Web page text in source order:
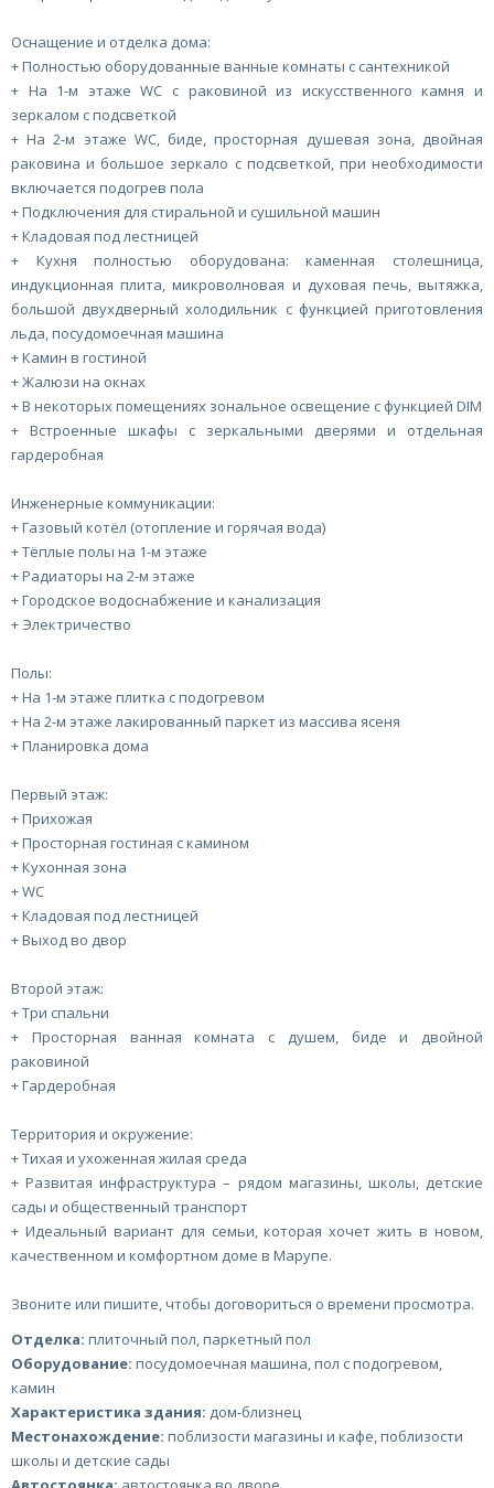
Оснащение и отделка дома:
+ Полностью оборудованные ванные комнаты с сантехникой
+ На 1-м этаже WC с раковиной из искусственного камня и
зеркалом с подсветкой
+ На 2-м этаже WC, биде, просторная душевая зона, двойная
раковина и большое зеркало с подсветкой, при необходимости
включается подогрев пола
+ Подключения для стиральной и сушильной машин
+ Кладовая под лестницей
+ Кухня полностью оборудована: каменная столешница,
индукционная плита, микроволновая и духовая печь, вытяжка,
большой двухдверный холодильник с функцией приготовления
льда, посудомоечная машина
+ Камин в гостиной
+ Жалюзи на окнах
+ В некоторых помещениях зональное освещение с функцией DIM
+ Встроенные шкафы с зеркальными дверями и отдельная
гардеробная
Инженерные коммуникации:
+ Газовый котёл (отопление и горячая вода)
+ Тёплые полы на 1-м этаже
+ Радиаторы на 2-м этаже
+ Городское водоснабжение и канализация
+ Электричество
Полы:
+ На 1-м этаже плитка с подогревом
+ На 2-м этаже лакированный паркет из массива ясеня
+ Планировка дома
Первый этаж:
+ Прихожая
+ Просторная гостиная с камином
+ Кухонная зона
+ WC
+ Кладовая под лестницей
+ Выход во двор
Второй этаж:
+ Три спальни
+ Просторная ванная комната с душем, биде и двойной
раковиной
+ Гардеробная
Территория и окружение:
+ Тихая и ухоженная жилая среда
+ Развитая инфраструктура – рядом магазины, школы, детские
сады и общественный транспорт
+ Идеальный вариант для семьи, которая хочет жить в новом,
качественном и комфортном доме в Марупе.
Звоните или пишите, чтобы договориться о времени просмотра.
Отделка: плиточный пол, паркетный пол
Оборудование: посудомоечная машина, пол с подогревом,
камин
Характеристика здания: дом-близнец
Местонахождение: поблизости магазины и кафе, поблизости
школы и детские сады